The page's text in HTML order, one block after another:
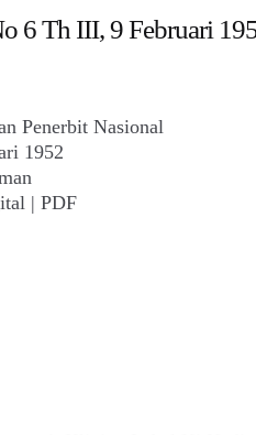
6 Th III, 9 Februari
Penerbit Nasional
1952
| PDF